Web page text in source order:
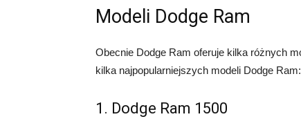
Modeli Dodge Ram
Obecnie Dodge Ram oferuje kilka różnych
kilka najpopularniejszych modeli Dodge Ram:
1. Dodge Ram 1500